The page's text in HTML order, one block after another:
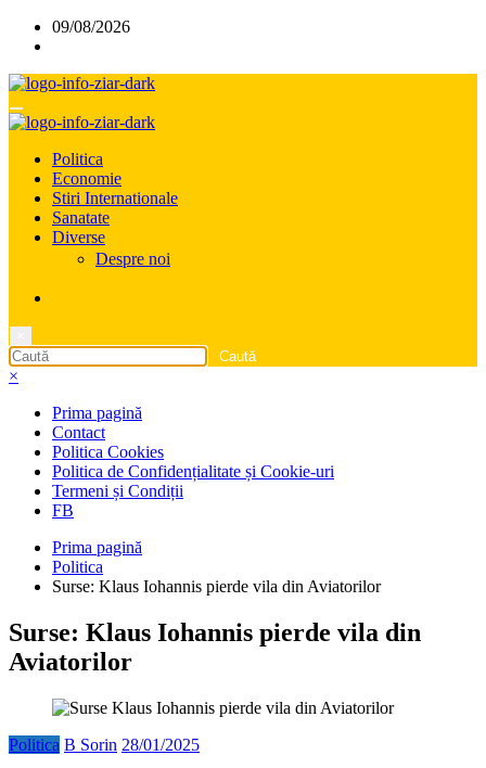
09/08/2026
Politica
Economie
Stiri Internationale
Sanatate
Diverse
Despre noi
×
Prima pagină
Contact
Politica Cookies
Politica de Confidențialitate și Cookie-uri
Termeni și Condiții
FB
Prima pagină
Politica
Surse: Klaus Iohannis pierde vila din Aviatorilor
Surse: Klaus Iohannis pierde vila din
Aviatorilor
Politica B Sorin 28/01/2025